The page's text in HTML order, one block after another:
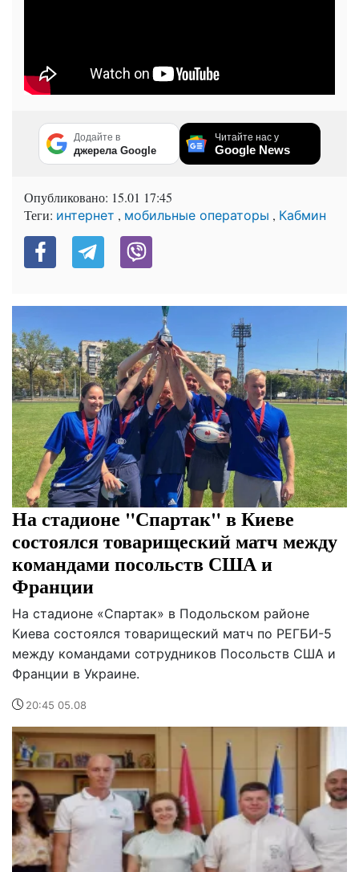
Додайте в
джерела Google
Читайте нас у
Google News
Опубликовано: 15.01 17:45
Теги: интернет , мобильные операторы , Кабмин
На стадионе "Спартак" в Киеве
состоялся товарищеский матч между
командами посольств США и
Франции
На стадионе «Спартак» в Подольском районе
Киева состоялся товарищеский матч по РЕГБИ-5
между командами сотрудников Посольств США и
Франции в Украине.
20:45 05.08